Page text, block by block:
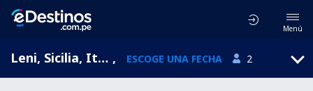
Menú
Leni, Sicilia, Italia , ESCOGE UNA FECHA 2